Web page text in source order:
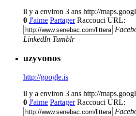
il y a environ 3 ans http://
0 J'aime Partager Raccouci URL:
LinkedIn Tumblr
uzyvonos
http://google.is
il y a environ 3 ans http://
0 J'aime Partager Raccouci URL: